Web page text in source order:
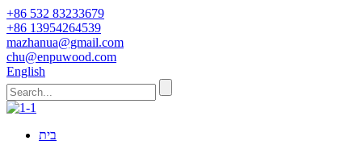
+86 532 83233679
+86 13954264539
mazhanua@gmail.com
chu@enpuwood.com
English
בית